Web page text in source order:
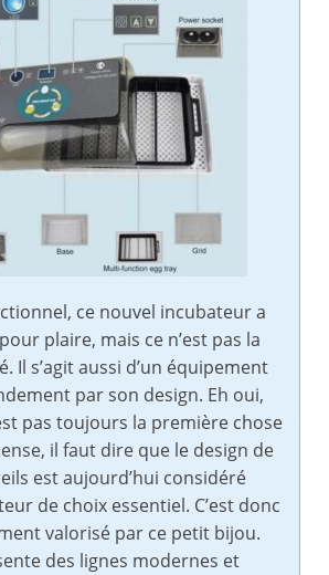
ce nouvel incubateur a
plaire, mais ce n’est pas la
Il s’agit aussi d’un équipement
par son design. Eh oui,
pas toujours la première chose
il faut dire que le design de
est aujourd’hui considéré
de choix essentiel. C’est donc
valorisé par ce petit bijou.
des lignes modernes et